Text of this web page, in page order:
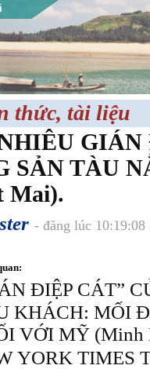
thức, tài liệu
SẢN TÀU
Mai).
- đăng lúc
ĐIỆP CÁT”
KHÁCH: MỐI
VỚI MỸ (Minh
YORK TIMES